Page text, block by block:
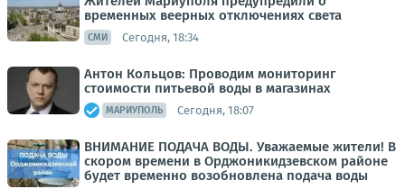
временных веерных отключениях света
СМИ Сегодня, 18:34
Антон Кольцов: Проводим мониторинг
стоимости питьевой воды в магазинах
МАРИУПОЛЬ Сегодня, 18:07
ВНИМАНИЕ ПОДАЧА ВОДЫ. Уважаемые жители! В
скором времени в Орджоникидзевском районе
будет временно возобновлена подача воды